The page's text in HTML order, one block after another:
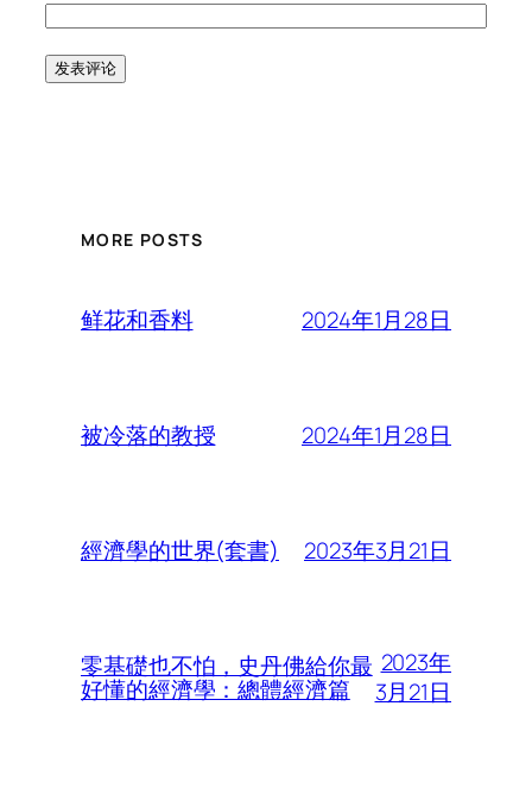
MORE POSTS
鲜花和香料 2024年1月28日
被冷落的教授 2024年1月28日
經濟學的世界(套書) 2023年3月21日
零基礎也不怕，史丹佛給你最
好懂的經濟學：總體經濟篇
2023年
3月21日